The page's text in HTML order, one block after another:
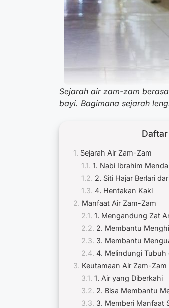
Sejarah air zam-zam
bayi. Bagimana sejarah
Sejarah Air Zam-Zam
1. Nabi Ibrahim
2. Siti Hajar Berlari
4. Hentakan Kaki
Manfaat Air Zam-Zam
1. Mengandung Zat
2. Membantu
3. Membantu
4. Melindungi Tubuh
Keutamaan Air Zam-Zam
1. Air yang Diberkahi
2. Bisa Membantu
3. Memberi Manfaat